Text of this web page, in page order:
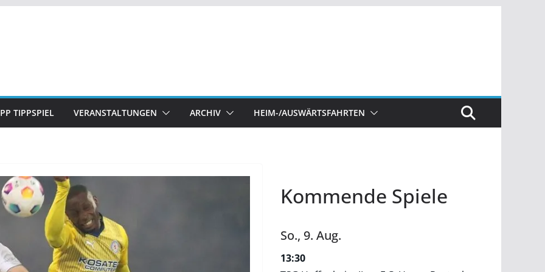
TIPPSPIEL VERANSTALTUNGEN ARCHIV HEIM-/AUSWÄRTSFAHRTEN
Kommende Spiele
So., 9. Aug.
13:30